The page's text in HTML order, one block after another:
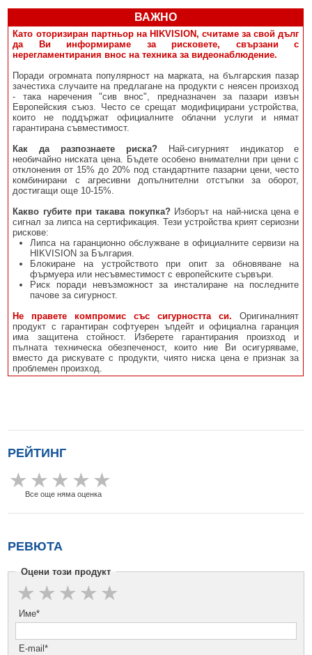
ВАЖНО
Като оторизиран партньор на HIKVISION, считаме за свой дълг
да Ви информираме за рисковете, свързани с
нерегламентирания внос на техника за видеонаблюдение.
Поради огромната популярност на марката, на българския пазар
зачестиха случаите на предлагане на продукти с неясен произход
- така наречения "сив внос", предназначен за пазари извън
Европейския съюз. Често се срещат модифицирани устройства,
които не поддържат официалните облачни услуги и нямат
гарантирана съвместимост.
Как да разпознаете риска?Най-сигурният индикатор е
необичайно ниската цена. Бъдете особено внимателни при цени с
отклонения от 15% до 20% под стандартните пазарни цени, често
комбинирани с агресивни допълнителни отстъпки за оборот,
достигащи още 10-15%.
Какво губите при такава покупка?Изборът на най-ниска цена е
сигнал за липса на сертификация. Тези устройства крият сериозни
рискове:
Липса на гаранционно обслужване в официалните сервизи на
HIKVISION за България.
Блокиране на устройството при опит за обновяване на
фърмуера или несъвместимост с европейските сървъри.
Риск поради невъзможност за инсталиране на последните
пачове за сигурност.
Не правете компромис със сигурността си. Оригиналният
продукт с гарантиран софтуерен ъпдейт и официална гаранция
има защитена стойност. Изберете гарантирания произход и
пълната техническа обезпеченост, които ние Ви осигуряваме,
вместо да рискувате с продукти, чиято ниска цена е признак за
проблемен произход.
РЕЙТИНГ
Все още няма оценка
РЕВЮТА
Оцени този продукт
Име*
E-mail*